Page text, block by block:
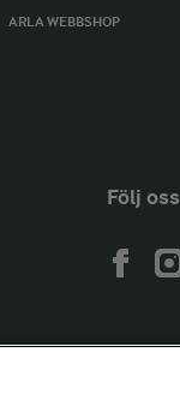
ARLA WEBBSHOP
Följ oss